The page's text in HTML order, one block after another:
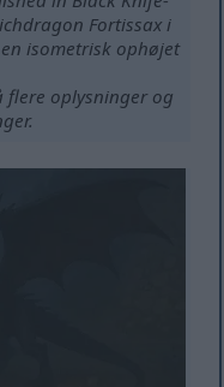
Fortissax i
isometrisk ophøjet
oplysninger og